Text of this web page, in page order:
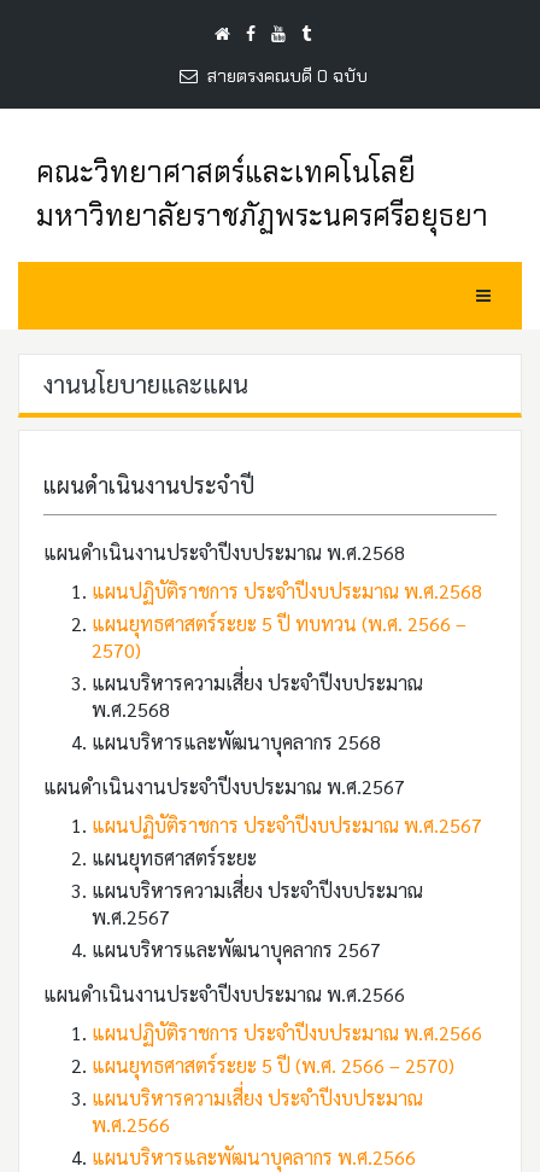
สายตรงคณบดี 0 ฉบับ
คณะวิทยาศาสตร์และเทคโนโลยี
มหาวิทยาลัยราชภัฏพระนครศรีอยุธยา
Toggle
งานนโยบายและแผน
แผนดำเนินงานประจำปี
แผนดำเนินงานประจำปีงบประมาณ พ.ศ.2568
แผนปฏิบัติราชการ ประจำปีงบประมาณ พ.ศ.2568
แผนยุทธศาสตร์ระยะ 5 ปี ทบทวน (พ.ศ. 2566 –
2570)
แผนบริหารความเสี่ยง ประจำปีงบประมาณ
พ.ศ.2568
แผนบริหารและพัฒนาบุคลากร 2568
แผนดำเนินงานประจำปีงบประมาณ พ.ศ.2567
แผนปฏิบัติราชการ ประจำปีงบประมาณ พ.ศ.2567
แผนยุทธศาสตร์ระยะ
แผนบริหารความเสี่ยง ประจำปีงบประมาณ
พ.ศ.2567
แผนบริหารและพัฒนาบุคลากร 2567
แผนดำเนินงานประจำปีงบประมาณ พ.ศ.2566
แผนปฏิบัติราชการ ประจำปีงบประมาณ พ.ศ.2566
แผนยุทธศาสตร์ระยะ 5 ปี (พ.ศ. 2566 – 2570)
แผนบริหารความเสี่ยง ประจำปีงบประมาณ
พ.ศ.2566
แผนบริหารและพัฒนาบุคลากร พ.ศ.2566